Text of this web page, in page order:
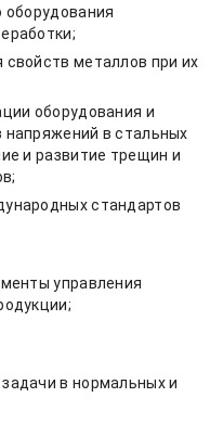
оборудования
металлов при их
оборудования и
напряжений в стальных
и развитие трещин и
стандартов
управления
в нормальных и